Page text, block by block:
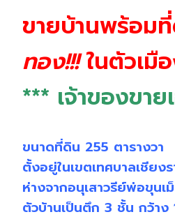
ขายบ้านพร้อม
ทอง!!!ในตัวเมื
*** เจ้าของขาย
ขนาดที่ดิน 255 ตารางวา
ตั้งอยู่ในเขตเทศบาลเชียง
ห่างจากอนุเสาวรีย์พ่อขุน
ตัวบ้านเป็นตึก 3 ชั้น กว้าง